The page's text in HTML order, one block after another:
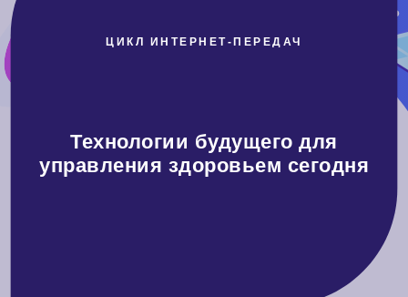
ЦИКЛ ИНТЕРНЕТ-ПЕРЕДАЧ
Технологии будущего для
управления здоровьем сегодня